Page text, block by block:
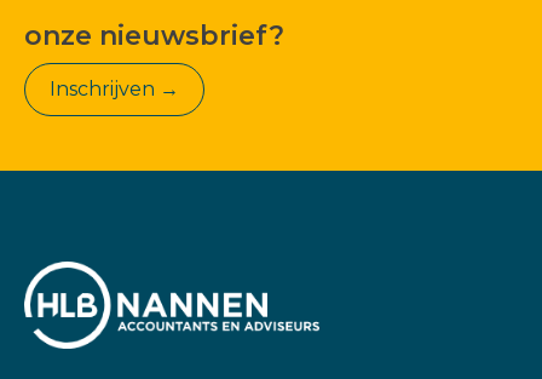
onze nieuwsbrief?
Inschrijven →